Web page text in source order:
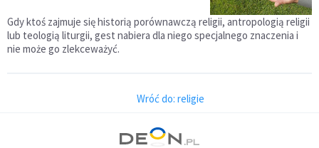
Gdy ktoś zajmuje się historią porównawczą religii, antro­pologią religii
lub teologią liturgii, gest nabiera dla niego spe­cjalnego znaczenia i
nie może go zlekceważyć.
Wróć do: religie